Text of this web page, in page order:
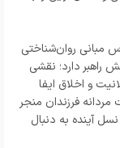
مبانی روان‌شناختی
راهبر دارد؛ نقشی
و اخلاق ایفا
فرزندان منجر
آینده به دنبال